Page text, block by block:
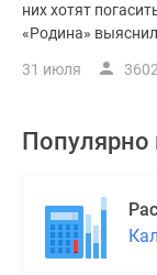
них хотят
«Родина»
31 июля 3602
Популярно